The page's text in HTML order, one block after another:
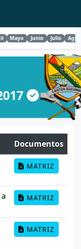
Mayo Junio Julio
Documentos
MATRIZ
MATRIZ
MATRIZ